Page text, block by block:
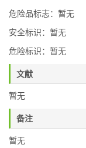
危险品标志：暂无
安全标识：暂无
危险标识：暂无
文献
暂无
备注
暂无